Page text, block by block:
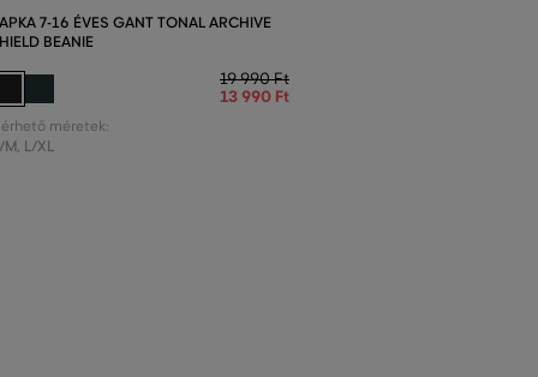
7-16 ÉVES GANT TONAL ARCHIVE
BEANIE
19 990 Ft
13 990 Ft
méretek:
M, L/XL